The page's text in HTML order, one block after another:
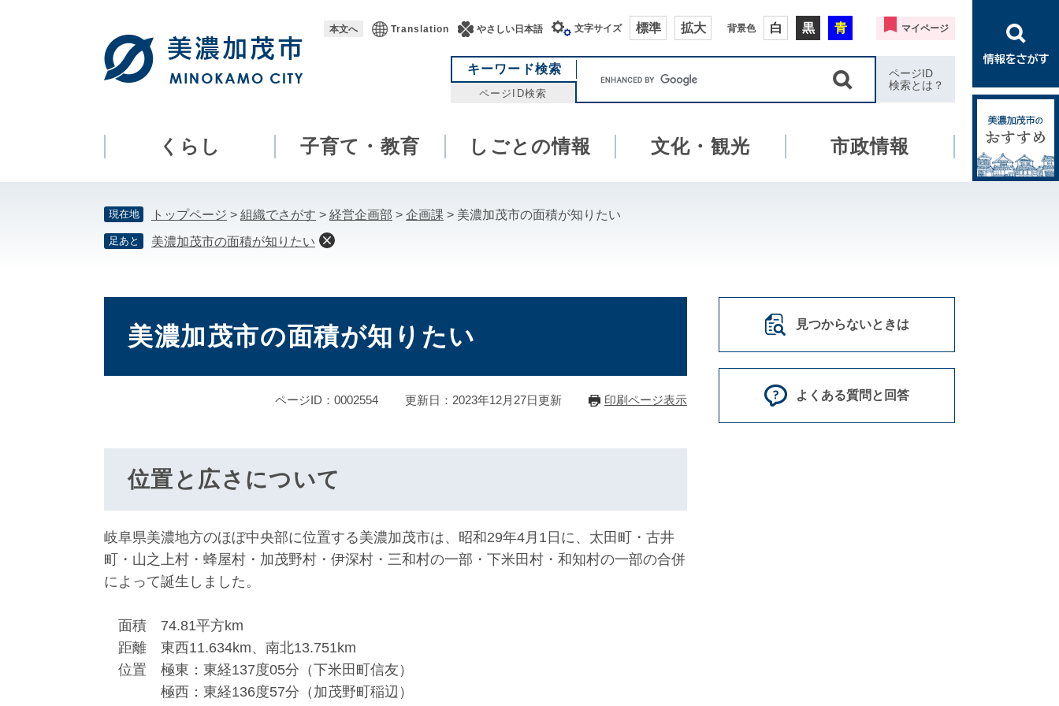
本
本文へ Translation やさしい日本語 文字サイズ 標準 拡大 背景色 白 黒 青 マイページ
キーワード検索
ページID検索
ワ
ド
索
ページID
検索とは？
くらし 子育て・教育 しごとの情報 文化・観光 市政情報
現在地 トップページ > 組織でさがす > 経営企画部 > 企画課 > 美濃加茂市の面積が知りたい
足あと 美濃加茂市の面積が知りたい
美濃加茂市の面積が知りたい
ページID：0002554 更新日：2023年12月27日更新 印刷ページ表示
位置と広さについて
岐阜県美濃地方のほぼ中央部に位置する美濃加茂市は、昭和29年4月1日に、太田町・古井
町・山之上村・蜂屋村・加茂野村・伊深村・三和村の一部・下米田村・和知村の一部の合併
によって誕生しました。
面積 74.81平方km
距離 東西11.634km、南北13.751km
位置 極東：東経137度05分（下米田町信友）
極西：東経136度57分（加茂野町稲辺）
見つからないときは
よくある質問と回答